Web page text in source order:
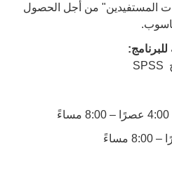
المستفيدين" من أجل الحصول
.
: